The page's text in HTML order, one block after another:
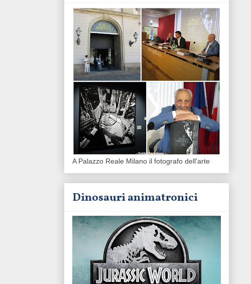
A Palazzo Reale Milano il fotografo dell'arte
Dinosauri animatronici